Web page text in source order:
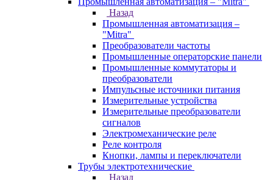
Назад
Промышленная автоматизация –
"Mitra"
Преобразователи частоты
Промышленные операторские панели
Промышленные коммутаторы и
преобразователи
Импульсные источники питания
Измерительные устройства
Измерительные преобразователи
сигналов
Электромеханические реле
Реле контроля
Кнопки, лампы и переключатели
Трубы электротехнические
Назад